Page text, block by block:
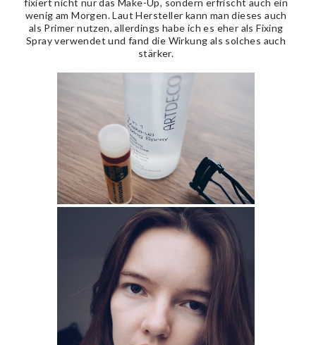
fixiert nicht nur das Make-Up, sondern erfrischt auch ein
wenig am Morgen. Laut Hersteller kann man dieses auch
als Primer nutzen, allerdings habe ich es eher als Fixing
Spray verwendet und fand die Wirkung als solches auch
stärker.